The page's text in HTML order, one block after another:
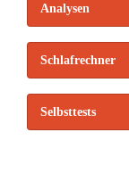
Analysen
Schlafrechner
Selbsttests